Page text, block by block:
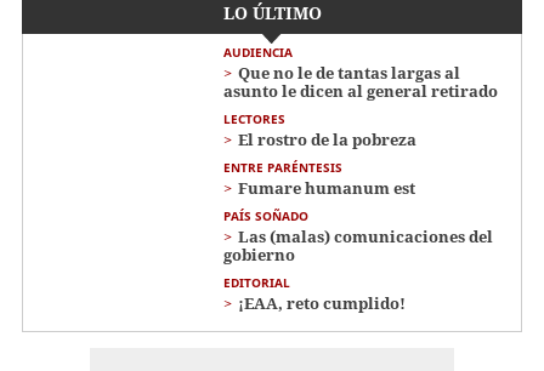
LO ÚLTIMO
AUDIENCIA
Que no le de tantas largas al
asunto le dicen al general retirado
LECTORES
El rostro de la pobreza
ENTRE PARÉNTESIS
Fumare humanum est
PAÍS SOÑADO
Las (malas) comunicaciones del
gobierno
EDITORIAL
¡EAA, reto cumplido!